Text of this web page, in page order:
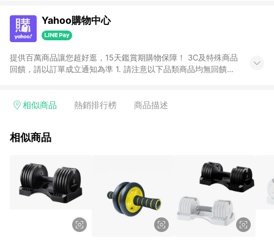
Yahoo購物中心
提供百萬商品讓您超好逛，15天鑑賞期購物保障！ 3C及特殊商品
回饋，請以訂單成立通知為準 1. 請注意以下品類商品均無回饋：
電玩/遊戲/相機/單眼/鏡頭/拍立得 [2024/6/1起適用] -內接硬
的購回饋活動享Yahoo超贈點回饋者 - 購物中心商店之商品：商
3. 訂單回饋金額將扣除運費/購物金/超贈點/福利金/紅利折抵/折
價券等虛擬貨幣折抵 4. 大宗採購或批發轉賣不具回饋資格： 如
有相關事證認定您為大宗採購、批發轉賣而非最終消費使用者，
相關認定以Yahoo購物中心之認定為準
相似商品 熱銷排行榜 商品描述
相似商品